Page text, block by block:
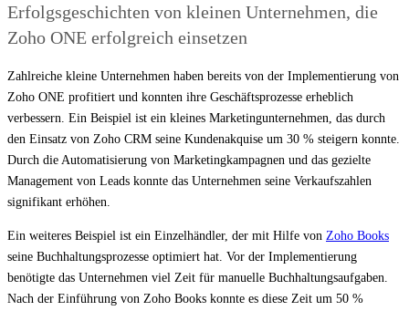
Erfolgsgeschichten von kleinen Unternehmen, die
Zoho ONE erfolgreich einsetzen
Zahlreiche kleine Unternehmen haben bereits von der Implementierung von
Zoho ONE profitiert und konnten ihre Geschäftsprozesse erheblich
verbessern. Ein Beispiel ist ein kleines Marketingunternehmen, das durch
den Einsatz von Zoho CRM seine Kundenakquise um 30 % steigern konnte.
Durch die Automatisierung von Marketingkampagnen und das gezielte
Management von Leads konnte das Unternehmen seine Verkaufszahlen
signifikant erhöhen.
Ein weiteres Beispiel ist ein Einzelhändler, der mit Hilfe von Zoho Books
seine Buchhaltungsprozesse optimiert hat. Vor der Implementierung
benötigte das Unternehmen viel Zeit für manuelle Buchhaltungsaufgaben.
Nach der Einführung von Zoho Books konnte es diese Zeit um 50 %